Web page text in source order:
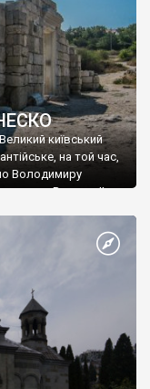
київський
на той час,
Володимиру
Василю ІІ, та
християнином.
Таврійського